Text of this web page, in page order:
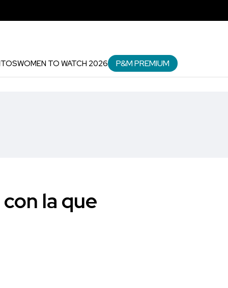
WOMEN TO WATCH 2026 P&M PREMIUM
la que